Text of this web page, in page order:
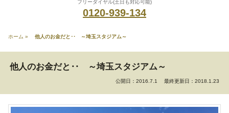
フリーダイヤル(土日も対応可能)
0120-939-134
ホーム » 他人のお金だと‥ ～埼玉スタジアム～
他人のお金だと‥ ～埼玉スタジアム～
公開日：2016.7.1 最終更新日：2018.1.23